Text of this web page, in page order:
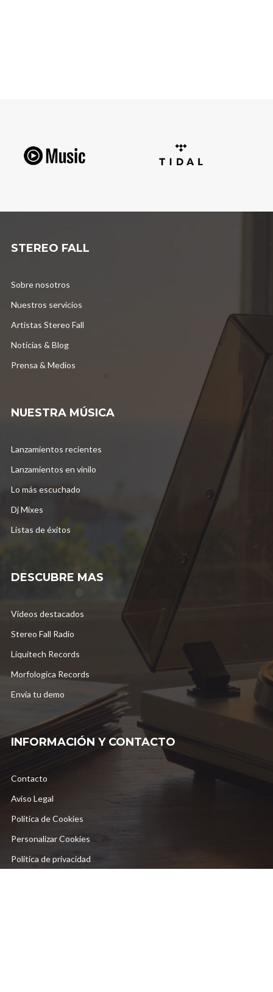
STEREO FALL
Sobre nosotros
Nuestros servicios
Artistas Stereo Fall
Noticias & Blog
Prensa & Medios
NUESTRA MÚSICA
Lanzamientos recientes
Lanzamientos en vinilo
Lo más escuchado
Dj Mixes
Listas de éxitos
DESCUBRE MAS
Videos destacados
Stereo Fall Radio
Liquitech Records
Morfologica Records
Envía tu demo
INFORMACIÓN Y CONTACTO
Contacto
Aviso Legal
Política de Cookies
Personalizar Cookies
Política de privacidad